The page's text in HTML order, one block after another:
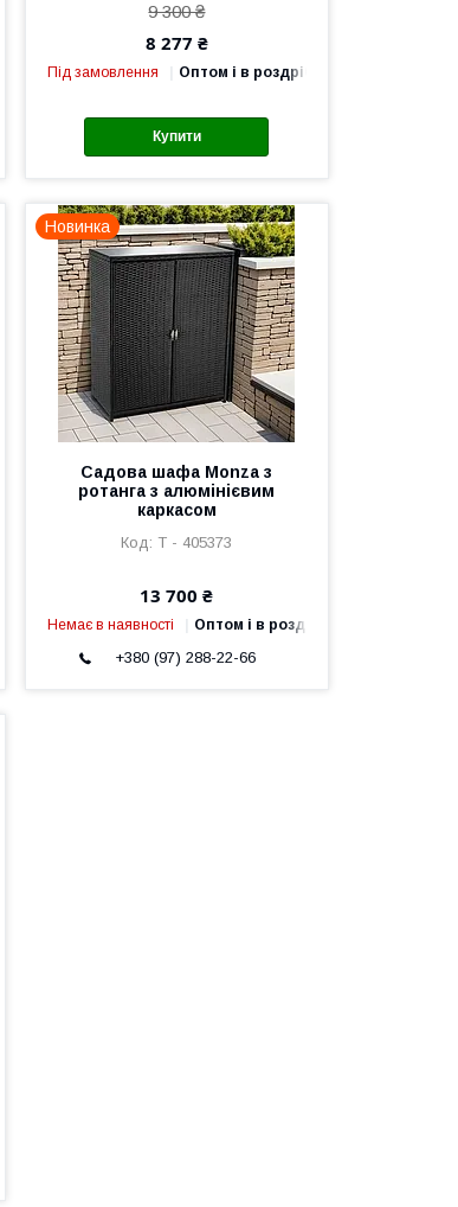
9 300 ₴
8 277 ₴
Під замовлення Оптом і в роздріб
Купити
Новинка
Садова шафа Monza з
ротанга з алюмінієвим
каркасом
Т - 405373
13 700 ₴
Немає в наявності Оптом і в роздріб
+380 (97) 288-22-66